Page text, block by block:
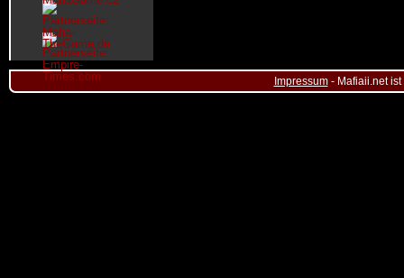
Impressum- Mafiaii.net ist